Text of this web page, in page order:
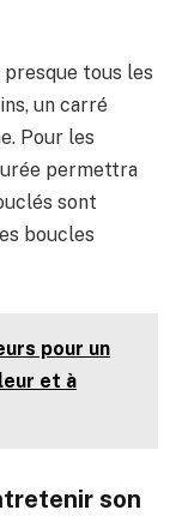
tous les
un carré
Pour les
permettra
sont
boucles
pour un
et à
son